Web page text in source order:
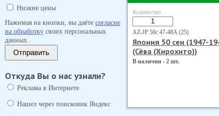
Низкие цены
Нажимая на кнопки, вы даёте согласие
на обработку своих персональных
данных.
Отправить
Откуда Вы о нас узнали?
Реклама в Интернете
Нашел через поисковик Яндекс
Количество
AZ-JP 50с 47-48А (25)
Япония 50 сен (1947-
(Сёва (Хирохито))
В наличии - 2 шт.